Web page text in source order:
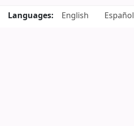
Languages:
English Español